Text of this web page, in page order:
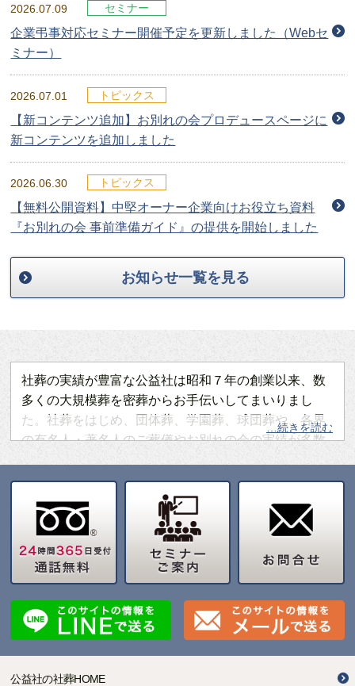
2026.07.09 セミナー
企業弔事対応セミナー開催予定を更新しました（Webセ
ミナー）
2026.07.01 トピックス
【新コンテンツ追加】お別れの会プロデュースページに
新コンテンツを追加しました
2026.06.30 トピックス
【無料公開資料】中堅オーナー企業向けお役立ち資料
『お別れの会 事前準備ガイド』の提供を開始しました
お知らせ一覧を見る
社葬の実績が豊富な公益社は昭和７年の創業以来、数
多くの大規模葬を密葬からお手伝いしてまいりまし
た。社葬をはじめ、団体葬、学園葬、球団葬や、各界
の有名人・著名人のご葬儀やお別れの会の実績が多数
ち社葬は約200件。この実績が信頼の証です。厳しい
技能審査を通過した"葬祭ディレクター"（厚生労働省
認定・葬祭ディレクター技能審査制度）をはじめ、専
門知識と技術を持った経験豊富なスタッフが、社葬に
関する全てのサービスをご提供します。さらに、わか
り易く明瞭な費用体系で見積りを作成し、質の高い葬
祭サービスを適正な価格でご提供いたします。当ホー
ムページでは、社葬・お別れの会・合同葬に特化した
形で、当社の社葬担当（東京・大阪）が中心となって
≪実務に役立つ社葬の基本情報≫を整理・編集し、ご
提供いたしております。社葬取扱規程の準備や対象者
…続きを読む
公益社の社葬HOME